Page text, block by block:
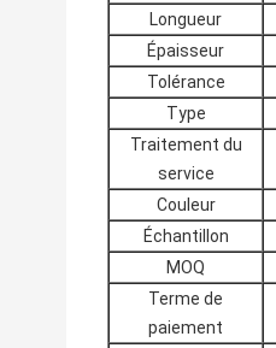
Longueur
Épaisseur
Tolérance
Type
Traitement du
service
Couleur
Échantillon
MOQ
Terme de
paiement